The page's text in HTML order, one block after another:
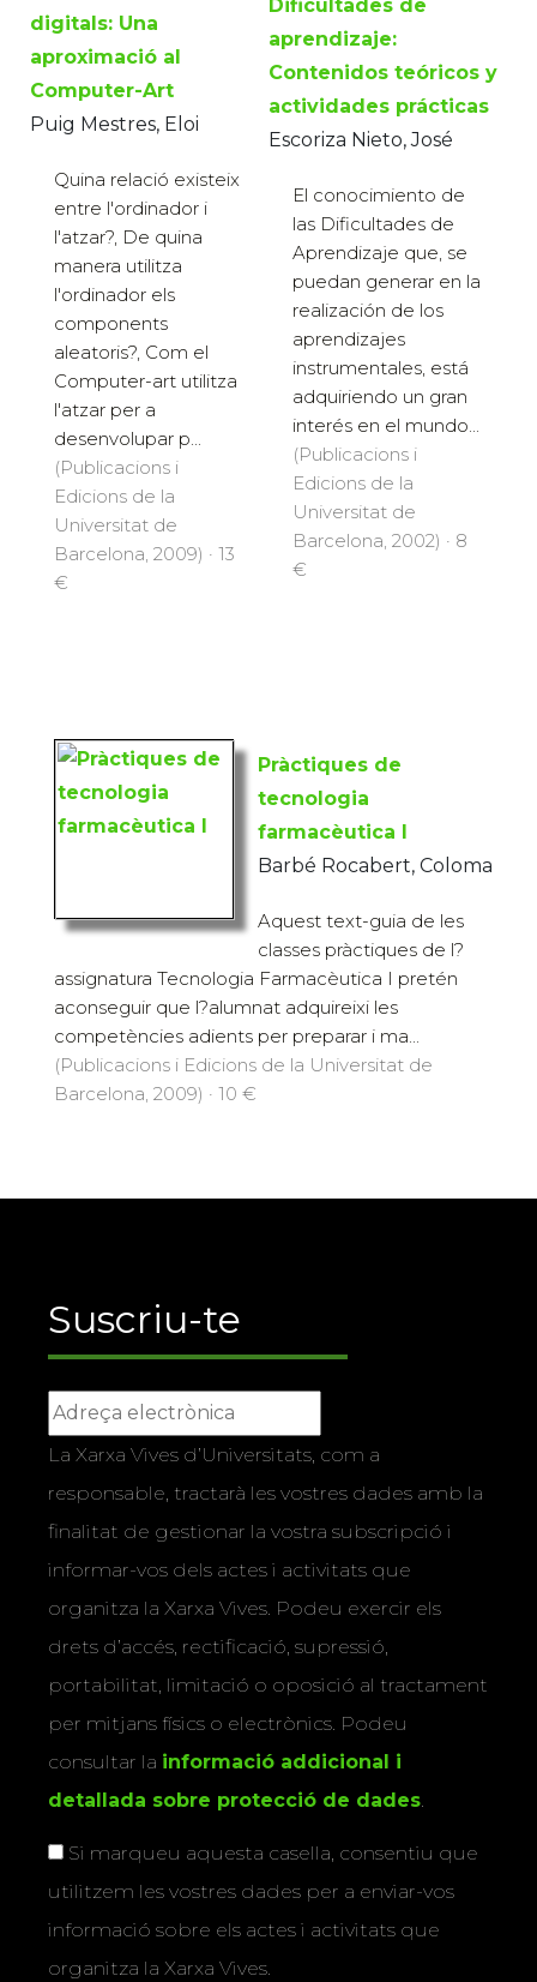
digitals: Una
aproximació al
Computer-Art
Puig Mestres, Eloi
Quina relació existeix
entre l'ordinador i
l'atzar?, De quina
manera utilitza
l'ordinador els
components
aleatoris?, Com el
Computer-art utilitza
l'atzar per a
desenvolupar p...
(Publicacions i
Edicions de la
Universitat de
Barcelona, 2009) · 13
€
Dificultades de
aprendizaje:
Contenidos teóricos y
actividades prácticas
Escoriza Nieto, José
El conocimiento de
las Dificultades de
Aprendizaje que, se
puedan generar en la
realización de los
aprendizajes
instrumentales, está
adquiriendo un gran
interés en el mundo...
(Publicacions i
Edicions de la
Universitat de
Barcelona, 2002) · 8
€
Pràctiques de
tecnologia
farmacèutica I
Barbé Rocabert, Coloma
Aquest text-guia de les
classes pràctiques de l?
assignatura Tecnologia Farmacèutica I pretén
aconseguir que l?alumnat adquireixi les
competències adients per preparar i ma...
(Publicacions i Edicions de la Universitat de
Barcelona, 2009) · 10 €
Suscriu-te
La Xarxa Vives d’Universitats, com a
responsable, tractarà les vostres dades amb la
finalitat de gestionar la vostra subscripció i
informar-vos dels actes i activitats que
organitza la Xarxa Vives. Podeu exercir els
drets d’accés, rectificació, supressió,
portabilitat, limitació o oposició al tractament
per mitjans físics o electrònics. Podeu
consultar la informació addicional i
detallada sobre protecció de dades.
Si marqueu aquesta casella, consentiu que
utilitzem les vostres dades per a enviar-vos
informació sobre els actes i activitats que
organitza la Xarxa Vives.